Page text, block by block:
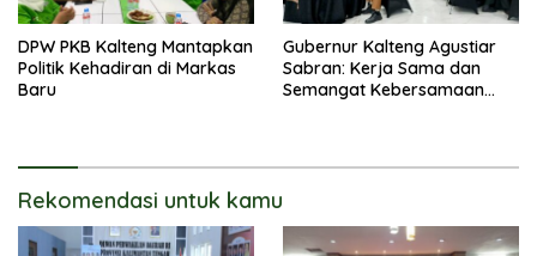
DPW PKB Kalteng Mantapkan
Politik Kehadiran di Markas
Baru
Gubernur Kalteng Agustiar
Sabran: Kerja Sama dan
Semangat Kebersamaan
Rekomendasi untuk kamu